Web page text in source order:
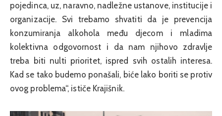
pojedinca, uz, naravno, nadležne ustanove, institucije i
organizacije. Svi trebamo shvatiti da je prevencija
konzumiranja alkohola među djecom i mladima
kolektivna odgovornost i da nam njihovo zdravlje
treba biti nulti prioritet, ispred svih ostalih interesa.
Kad se tako budemo ponašali, biće lako boriti se protiv
ovog problema“, ističe Krajišnik.